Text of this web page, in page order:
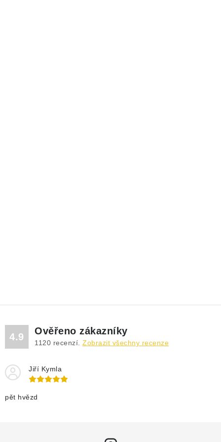
4.9
Ověřeno zákazníky
1120 recenzí. Zobrazit všechny recenze
Jiří Kymla
pět hvězd